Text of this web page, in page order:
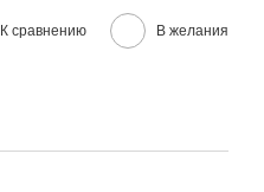
К сравнению В желания